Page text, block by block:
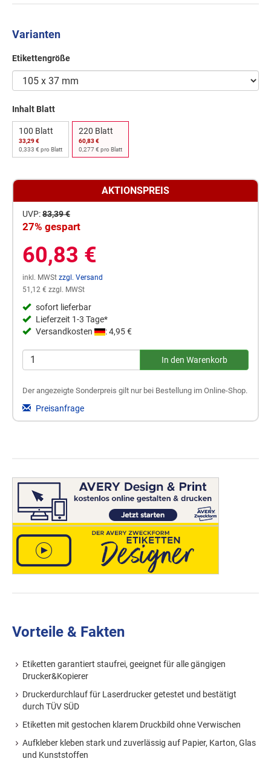
Varianten
Etikettengröße
Inhalt Blatt
100 Blatt
33,29 €
0,333 € pro Blatt
220 Blatt
60,83 €
0,277 € pro Blatt
AKTIONSPREIS
UVP:83,39 €
27% gespart
60,83 €
inkl. MWSt zzgl. Versand
51,12 € zzgl. MWSt
sofort lieferbar
Lieferzeit 1-3 Tage*
Versandkosten
: 4,95 €
Der angezeigte Sonderpreis gilt nur bei Bestellung im Online-Shop.
Preisanfrage
Vorteile & Fakten
Etiketten garantiert staufrei, geeignet für alle gängigen
Drucker&Kopierer
Druckerdurchlauf für Laserdrucker getestet und bestätigt
durch TÜV SÜD
Etiketten mit gestochen klarem Druckbild ohne Verwischen
Aufkleber kleben stark und zuverlässig auf Papier, Karton, Glas
und Kunststoffen